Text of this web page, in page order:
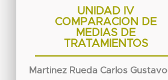
UNIDAD IV
COMPARACION DE
MEDIAS DE
TRATAMIENTOS
Martinez Rueda Carlos Gustavo